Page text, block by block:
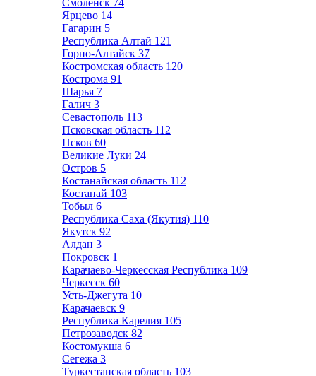
Смоленск 74
Ярцево 14
Гагарин 5
Республика Алтай 121
Горно-Алтайск 37
Костромская область 120
Кострома 91
Шарья 7
Галич 3
Севастополь 113
Псковская область 112
Псков 60
Великие Луки 24
Остров 5
Костанайская область 112
Костанай 103
Тобыл 6
Республика Саха (Якутия) 110
Якутск 92
Алдан 3
Покровск 1
Карачаево-Черкесская Республика 109
Черкесск 60
Усть-Джегута 10
Карачаевск 9
Республика Карелия 105
Петрозаводск 82
Костомукша 6
Сегежа 3
Туркестанская область 103